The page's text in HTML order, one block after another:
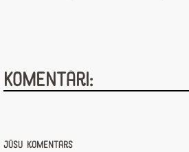
Komentāri:
Jūsu komentārs